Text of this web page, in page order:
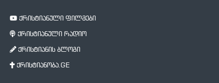
ქრისტიანული ფილმები
ქრისტიანული რადიო
ქრისტიანის ბლოგი
ქრისტიანობა.GE